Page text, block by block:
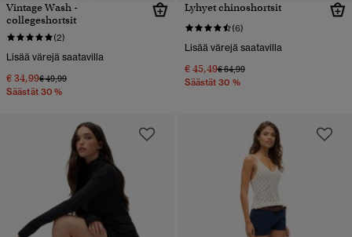
Vintage Wash -
collegeshortsit
(2)
Lisää värejä saatavilla
€ 34,99Hinta alennettu hinnasta
€ 49,99hintaan
Säästät 30 %
Lyhyet chinoshortsit
(6)
Lisää värejä saatavilla
€ 45,49Hinta alennettu hinnasta
€ 64,99hintaan
Säästät 30 %